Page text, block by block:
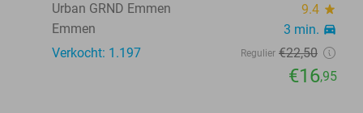
Urban GRND Emmen
9.4 star
Emmen 3 min. directions_car
Verkocht: 1.197 Regulier €22,50
€16,95